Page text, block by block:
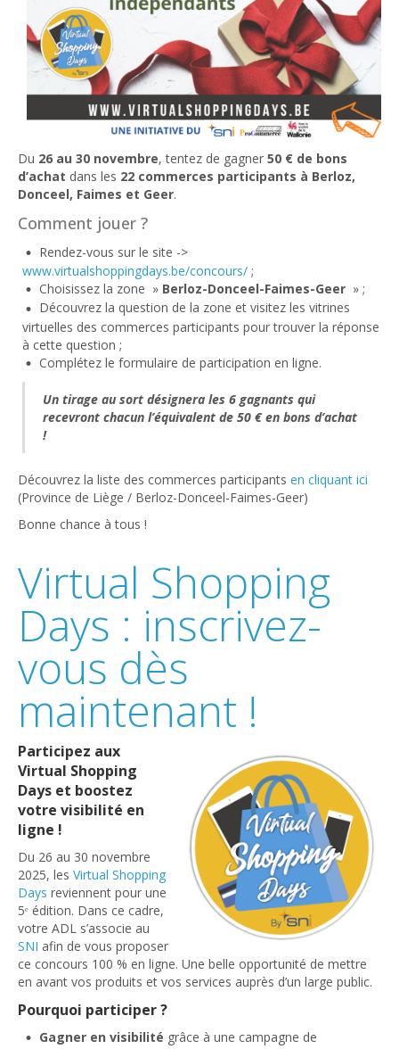
Du 26 au 30 novembre, tentez de gagner 50 € de bons
d’achat dans les 22 commerces participants à Berloz,
Donceel, Faimes et Geer.
Comment jouer ?
Rendez-vous sur le site ->
www.virtualshoppingdays.be/concours/ ;
Choisissez la zone » Berloz-Donceel-Faimes-Geer » ;
Découvrez la question de la zone et visitez les vitrines
virtuelles des commerces participants pour trouver la réponse
à cette question ;
Complétez le formulaire de participation en ligne.
Un tirage au sort désignera les 6 gagnants qui
recevront chacun l’équivalent de 50 € en bons d’achat
!
Découvrez la liste des commerces participants en cliquant ici
(Province de Liège / Berloz-Donceel-Faimes-Geer)
Bonne chance à tous !
Virtual Shopping
Days : inscrivez-
vous dès
maintenant !
Participez aux
Virtual Shopping
Days et boostez
votre visibilité en
ligne !
Du 26 au 30 novembre
2025, les Virtual Shopping
Days reviennent pour une
5ᵉ édition. Dans ce cadre,
votre ADL s’associe au
SNI afin de vous proposer
ce concours 100 % en ligne. Une belle opportunité de mettre
en avant vos produits et vos services auprès d’un large public.
Pourquoi participer ?
Gagner en visibilité grâce à une campagne de